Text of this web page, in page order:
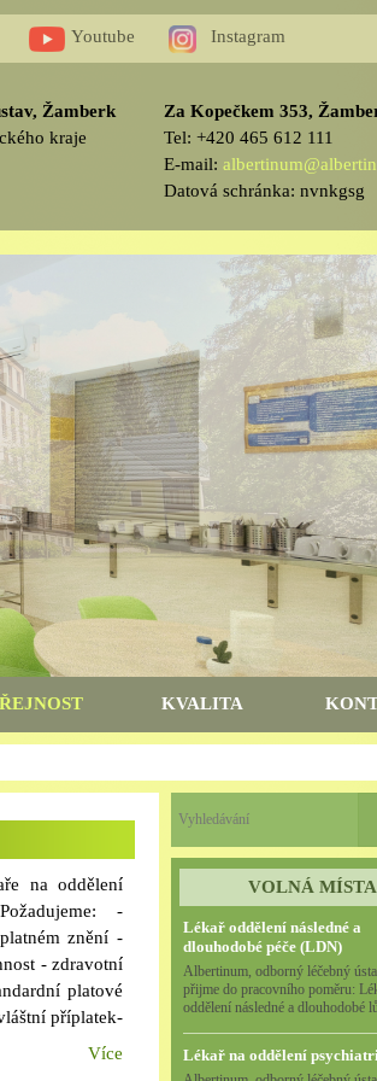
Youtube Instagram
Za Kopečkem 353,
Tel: +420 465 612 111
E-mail:
Datová schránka: nvnkgsg
Žamberk
kraje
KVALITA
na oddělení
Požadujeme: -
znění -
- zdravotní
platové
příplatek-
bytu či
Více
VOLNÁ MÍSTA
Lékař oddělení následné a
dlouhodobé péče (LDN)
Albertinum, odborný léčebný
přijme do pracovního poměru:
oddělení následné a dlouhodobé
Lékař na oddělení